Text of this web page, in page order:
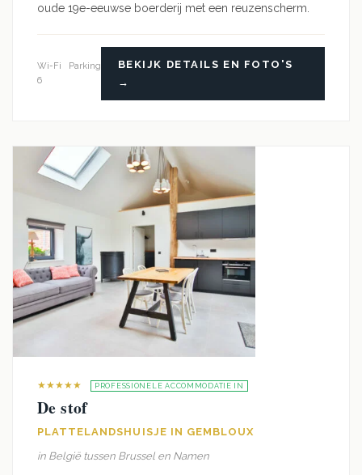
oude 19e-eeuwse boerderij met een reuzenscherm.
Wi-Fi
6
Parking
BEKIJK DETAILS EN FOTO'S
→
★★★★★ PROFESSIONELE ACCOMMODATIE IN
De stof
PLATTELANDSHUISJE IN GEMBLOUX
in België tussen Brussel en Namen